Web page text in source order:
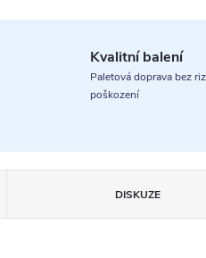
Kvalitní balení
Paletová doprava bez
poškození
DISKUZE